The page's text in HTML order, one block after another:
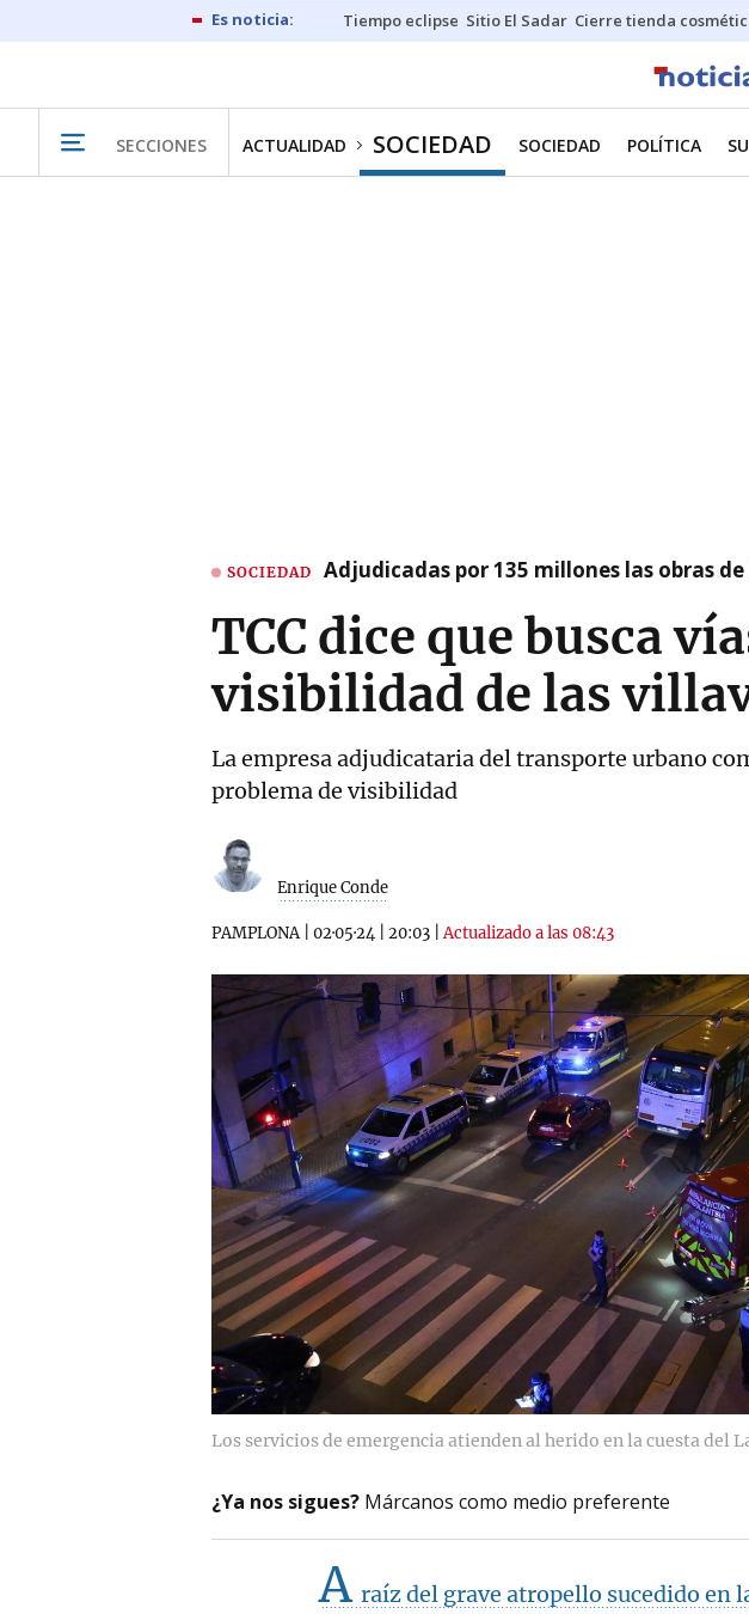
Tiempo eclipse Sitio El Sadar Cierre tienda
SECCIONES ACTUALIDAD SOCIEDAD SOCIEDAD POLÍTICA
SOCIEDAD Adjudicadas por 135 millones las obras
TCC dice que busca
visibilidad de las
La empresa adjudicataria del transporte urbano
problema de visibilidad
Enrique Conde
PAMPLONA| 02·05·24 20:03 |Actualizado a las 08:43
Los servicios de emergencia atienden al herido en la cuesta del
¿Ya nos sigues? Márcanos como medio preferente
A raíz del grave atropello sucedido en